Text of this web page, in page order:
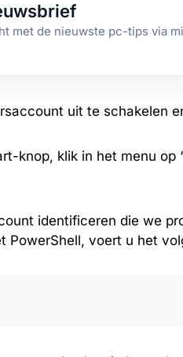
met de nieuwste pc-tips via
uit te schakelen
knop, klik in het menu op
identificeren die we
PowerShell, voert u het